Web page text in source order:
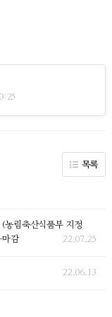
목록
농림축산식품부 지정
마감
22.07.25
22.06.13